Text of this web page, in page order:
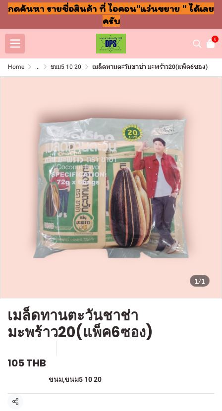
กดค้นหา รายชื่อสินค้า ที่ ไอคอน"แว่นขยาย " ได้เลย
ครับ
0
Home ... ขนม5 10 20 เมล็ดทานตะวันชาช่า มะพร้าว20(แพ็ค6ซอง)
1/1
เมล็ดทานตะวันชาช่า
มะพร้าว20(แพ็ค6ซอง)
105 THB
ขนม,ขนม5 10 20
แชร์